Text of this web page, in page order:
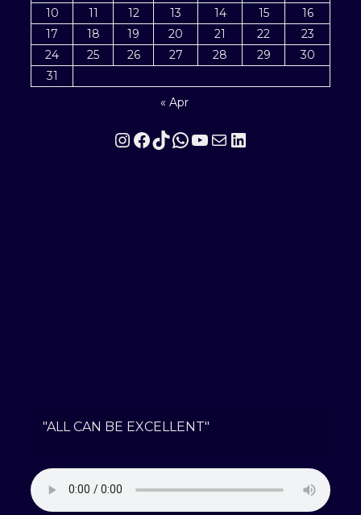
10
11 12 13 14 15
16
17
18 19 20 21 22
23
24
25 26 27 28 29
30
31
« Apr
Instagram
Facebook
TikTok
WhatsApp
YouTube
MailLinkedIn
"ALL CAN BE EXCELLENT"